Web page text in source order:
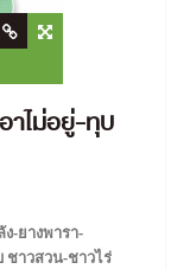
าไม่อยู่-ทุบ
-ยางพารา-
าวสวน-ชาวไร่